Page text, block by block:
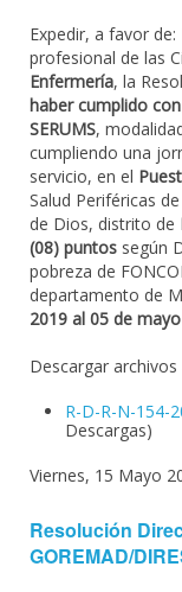
Expedir, a favor de:
profesional de las
Enfermería, la
haber cumplido
SERUMS,
cumpliendo una
servicio, en el
Salud Periféricas
de Dios, distrito de
(08) puntos según
pobreza de
departamento de
2019 al 05 de
Descargar
R-D-R-N-154-
Descargas)
Viernes, 15 Mayo
Resolución
GOREMAD/